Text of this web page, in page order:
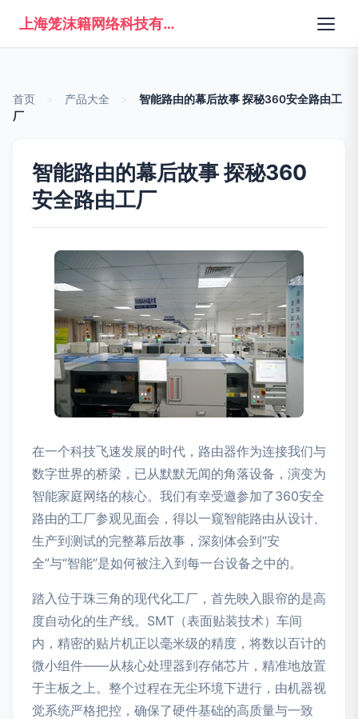
上海笼沫籍网络科技有限公司
首页 产品大全
智能路由的幕后故事 探秘360安全路由工
厂
智能路由的幕后故事 探秘360
安全路由工厂
在一个科技飞速发展的时代，路由器作为连接我们与
数字世界的桥梁，已从默默无闻的角落设备，演变为
智能家庭网络的核心。我们有幸受邀参加了360安全
路由的工厂参观见面会，得以一窥智能路由从设计、
生产到测试的完整幕后故事，深刻体会到“安
全”与“智能”是如何被注入到每一台设备之中的。
踏入位于珠三角的现代化工厂，首先映入眼帘的是高
度自动化的生产线。SMT（表面贴装技术）车间
内，精密的贴片机正以毫米级的精度，将数以百计的
微小组件——从核心处理器到存储芯片，精准地放置
于主板之上。整个过程在无尘环境下进行，由机器视
觉系统严格把控，确保了硬件基础的高质量与一致